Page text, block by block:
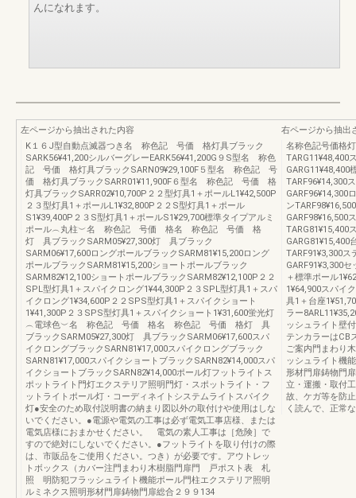
んになれます。
左ページから抽出された内容
K１６J型自動点滅器つき名 称色記 号価 格灯具ブラック
SARK56¥41,200シルバーグレーEARK56¥41,200G９S型名 称色
記 号価 格灯具ブラックSARN09¥29,100F５型名 称色記 号
価 格灯具ブラックSARR01¥11,900F６型名 称色記 号価 格
灯具ブラックSARR02¥10,700P２２型灯具1＋ポールL1¥42,500P
２３型灯具1＋ポールL1¥32,800P２２S型灯具1＋ポール
S1¥39,400P２３S型灯具1＋ポールS1¥29,700標準タイプアルミ
ポール︵丸柱︶名 称色記 号価 格名 称色記 号価 格
灯 具ブラックSARM05¥27,300灯 具ブラック
SARM06¥17,600ロングポールブラックSARM81¥15,200ロング
ポールブラックSARM81¥15,200ショートポールブラック
SARM82¥12,100ショートポールブラックSARM82¥12,100P２２
SPL型灯具1＋スパイクロング1¥44,300P２３SPL型灯具1＋スパ
イクロング1¥34,600P２２SPS型灯具1＋スパイクショート
1¥41,300P２３SPS型灯具1＋スパイクショート1¥31,600蛍光灯
︵電球色︶名 称色記 号価 格名 称色記 号価 格灯 具
ブラックSARM05¥27,300灯 具ブラックSARM06¥17,600スパ
イクロングブラックSARN81¥17,000スパイクロングブラック
SARN81¥17,000スパイクショートブラックSARN82¥14,000スパ
イクショートブラックSARN82¥14,000ポール灯フットライトス
ポットライト門灯エクステリア照明門灯・スポットライト・フ
ットライトポール灯・コーディネイトシステムライトスパイク
灯●安全のため取付説明書の納まり図以外の取付けや使用はしな
いでください。●電源や電気の工事は必ず電気工事店様、または
電気店様におまかせください。 電気の素人工事は［危険］で
すので絶対にしないでください。●フットライトを取り付けの際
は、市販品をご使用ください。つき）が必要です。アウトレッ
トボックス（カバー注門まわり木樹脂門扉門 戸ポスト表 札
照 明防犯フラッシュライト機能ポール門柱エクステリア照明
ルミネクス照明形材門扉鋳物門扉総合２９９134
右ページから抽出
名称色記号価格
TARG11¥48,400
GARG11¥48,400
TARF96¥14,300
GARF96¥14,300
ン
GARF98¥16,500
TARG81¥15,400
GARG81¥15,400
TARF91¥3,300ス
GARF91¥3,300
＋標準ポール
1¥64,900スパイ
具1＋台座
ラー
ッシュライト壁
テンカラーはCB
ご案内門まわり
ッシュライト機
形材門扉鋳物門
立・運搬・取付
故、ケガ等を防
く読んで、正常